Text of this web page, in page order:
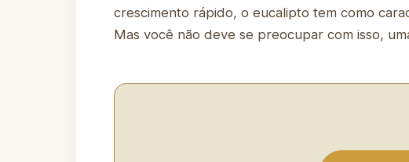
crescimento rápido, o eucalipto tem como
Mas você não deve se preocupar com isso,